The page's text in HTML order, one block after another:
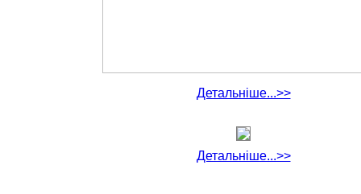
Детальніше...>>
Детальніше...>>